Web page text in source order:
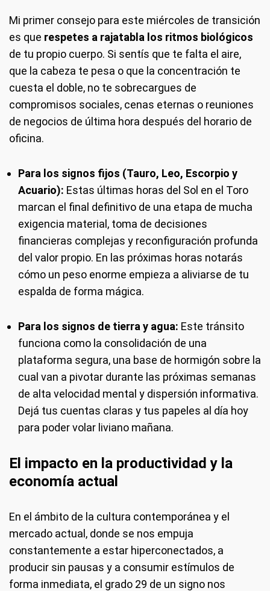
Mi primer consejo para este miércoles de transición
es que respetes a rajatabla los ritmos biológicos
de tu propio cuerpo. Si sentís que te falta el aire,
que la cabeza te pesa o que la concentración te
cuesta el doble, no te sobrecargues de
compromisos sociales, cenas eternas o reuniones
de negocios de última hora después del horario de
oficina.
Para los signos fijos (Tauro, Leo, Escorpio y
Acuario): Estas últimas horas del Sol en el Toro
marcan el final definitivo de una etapa de mucha
exigencia material, toma de decisiones
financieras complejas y reconfiguración profunda
del valor propio. En las próximas horas notarás
cómo un peso enorme empieza a aliviarse de tu
espalda de forma mágica.
Para los signos de tierra y agua: Este tránsito
funciona como la consolidación de una
plataforma segura, una base de hormigón sobre la
cual van a pivotar durante las próximas semanas
de alta velocidad mental y dispersión informativa.
Dejá tus cuentas claras y tus papeles al día hoy
para poder volar liviano mañana.
El impacto en la productividad y la
economía actual
En el ámbito de la cultura contemporánea y el
mercado actual, donde se nos empuja
constantemente a estar hiperconectados, a
producir sin pausas y a consumir estímulos de
forma inmediata, el grado 29 de un signo nos